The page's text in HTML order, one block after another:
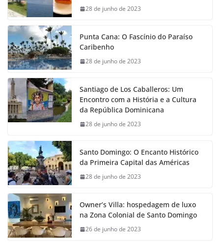
28 de junho de 2023
Punta Cana: O Fascínio do Paraíso
Caribenho
28 de junho de 2023
Santiago de Los Caballeros: Um
Encontro com a História e a Cultura
da República Dominicana
28 de junho de 2023
Santo Domingo: O Encanto Histórico
da Primeira Capital das Américas
28 de junho de 2023
Owner’s Villa: hospedagem de luxo
na Zona Colonial de Santo Domingo
26 de junho de 2023